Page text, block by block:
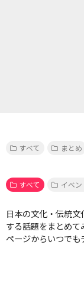
すべて
まとめ
すべて
イベン
日本の文化・伝統
する話題をまとめ
ページからいつでも